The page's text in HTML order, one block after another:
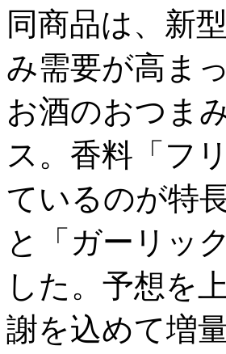
同商品は、新
み需要が高ま
お酒のおつま
ス。香料「フ
ているのが特
と「ガーリッ
した。予想を
謝を込めて増